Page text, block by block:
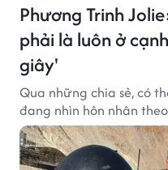
Phương Trinh
phải là luôn ở
giây'
Qua những chia sẻ, có
đang nhìn hôn nhân